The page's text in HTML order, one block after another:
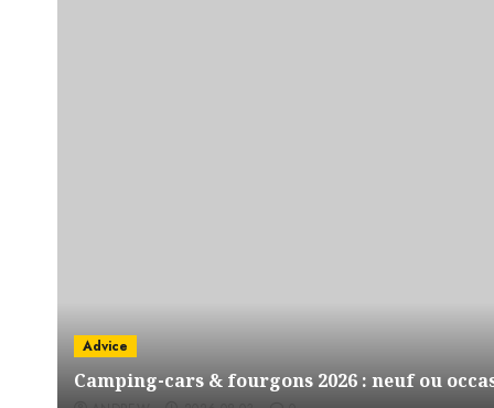
Advice
Camping-cars & fourgons 2026 : neuf ou